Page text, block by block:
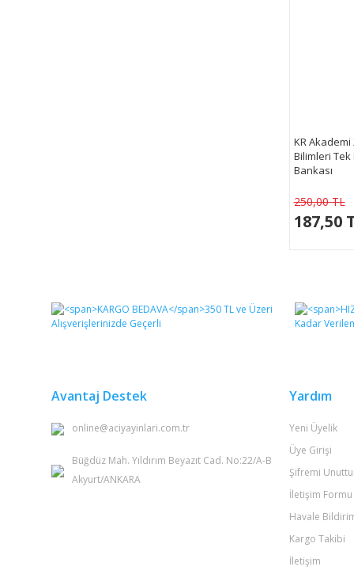
KR Akademi
Bilimleri
Bankası
250,00 TL
187,50
Avantaj Destek
online@aciyayinlari.com.tr
Büğdüz Mah. Yıldırım Beyazıt Cad. No:22/A-B
Akyurt/ANKARA
Yardım
Yeni Üyelik
Üye Girişi
Şifremi
İletişim Formu
Havale
Kargo Takibi
İletişim